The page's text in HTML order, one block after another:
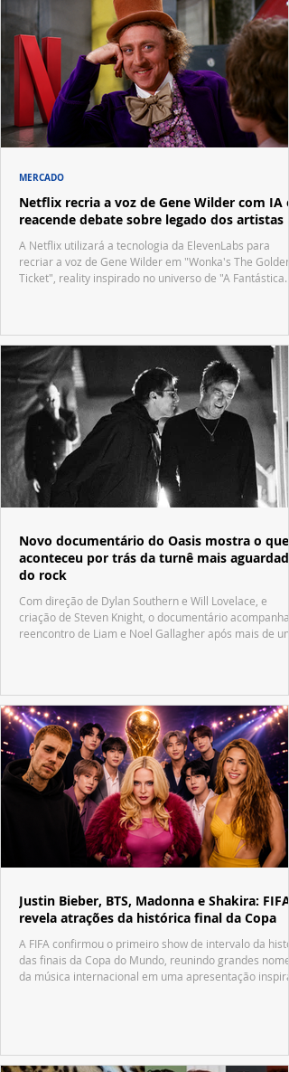
Netflix recria a voz de Gene Wilder com IA e
reacende debate sobre legado dos artistas
A Netflix utilizará a tecnologia da ElevenLabs para
recriar a voz de Gene Wilder em "Wonka's The Golden
Ticket", reality inspirado no universo de "A Fantástica
MERCADO
Novo documentário do Oasis mostra o que
aconteceu por trás da turnê mais aguardada
do rock
Com direção de Dylan Southern e Will Lovelace, e
criação de Steven Knight, o documentário acompanha
reencontro de Liam e Noel Gallagher após mais de
Justin Bieber, BTS, Madonna e Shakira: FIFA
revela atrações da histórica final da Copa
A FIFA confirmou o primeiro show de intervalo da
das finais da Copa do Mundo, reunindo grandes nomes
da música internacional em uma apresentação